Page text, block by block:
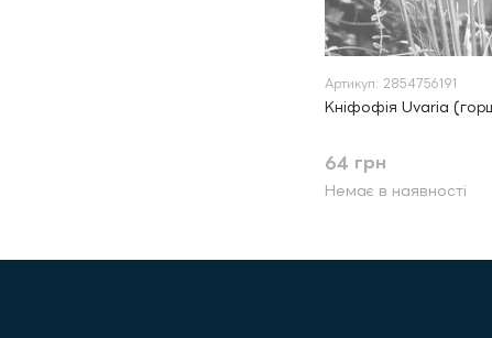
Артикул: 2854756191
Кніфофія Uvaria
64 грн
Немає в наявності